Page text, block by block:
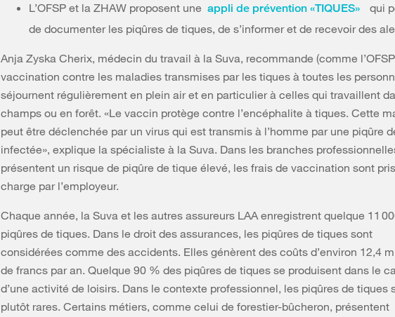
L’OFSP et la ZHAW proposent une appli de prévention «TIQUES»
qui
de documenter les piqûres de tiques, de s’informer et de recevoir des
Anja Zyska Cherix, médecin du travail à la Suva, recommande (comme
vaccination contre les maladies transmises par les tiques à toutes les
séjournent régulièrement en plein air et en particulier à celles qui travaillent
champs ou en forêt. «Le vaccin protège contre l’encéphalite à tiques. Cette
peut être déclenchée par un virus qui est transmis à l’homme par une piqûre
infectée», explique la spécialiste à la Suva. Dans les branches
présentent un risque de piqûre de tique élevé, les frais de vaccination sont
charge par l’employeur.
Chaque année, la Suva et les autres assureurs LAA enregistrent quelque 11
piqûres de tiques. Dans le droit des assurances, les piqûres de tiques sont
considérées comme des accidents. Elles génèrent des coûts d’environ 12,4
de francs par an. Quelque 90 % des piqûres de tiques se produisent dans le
d’une activité de loisirs. Dans le contexte professionnel, les piqûres de tiques
plutôt rares. Certains métiers, comme celui de forestier-bûcheron, présentent